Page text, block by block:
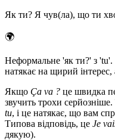
Як ти? Я чув(ла), що ти
🌍
Неформальне 'як ти?' з 'tu'.
натякає на щирий
Якщо Ça va ? це швидка
звучить трохи
tu, і це натякає, що вам
Типова відповідь, це Je
дякую).